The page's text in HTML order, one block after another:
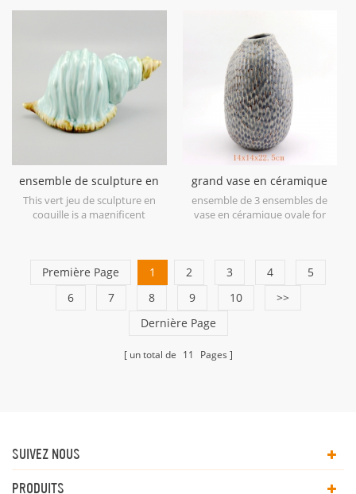
ensemble de sculpture en
céramique coquille verte
This vert jeu de sculpture en
coquille is a magnificent
grand vase en céramique
ovale bleu antique
ensemble de 3 ensembles de
vase en céramique ovale for
Première Page 1 2 3 4
5
6
7 8 9 10
>>
Dernière Page
un total de 11 Pages
SUIVEZ NOUS
PRODUITS